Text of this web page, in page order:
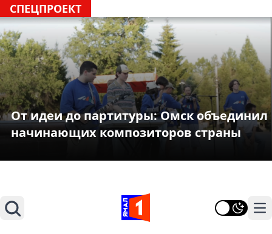
СПЕЦПРОЕКТ
От идеи до партитуры: Омск объединил
начинающих композиторов страны
Поиск